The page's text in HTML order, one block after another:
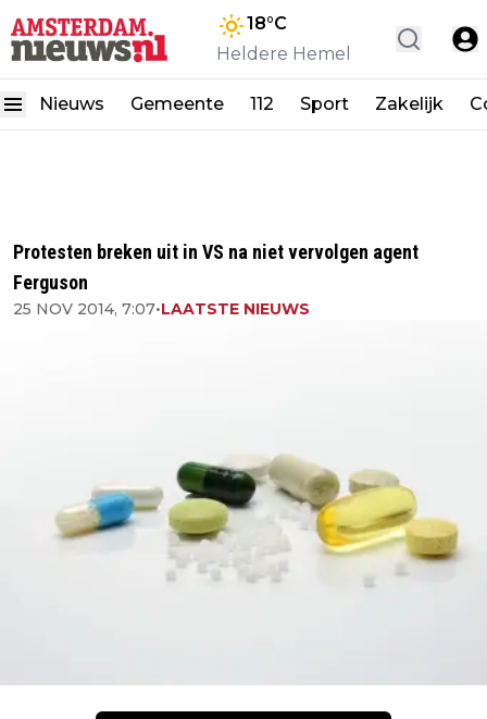
18°C
Heldere Hemel
Nieuws Gemeente 112 Sport Zakelijk
Protesten breken uit in VS na niet vervolgen agent
Ferguson
25 NOV 2014, 7:07•LAATSTE NIEUWS